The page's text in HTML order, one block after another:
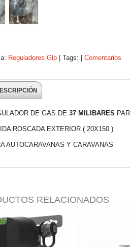
Reguladores Glp Tags: Comentarios
DE GAS DE37 MILIBARES
ROSCADA EXTERIOR ( 20X150 )
AUTOCARAVANAS Y CARAVANAS
RELACIONADOS